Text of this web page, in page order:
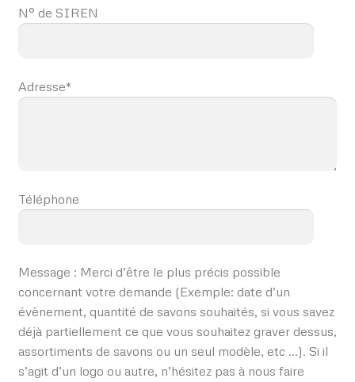
N° de SIREN
Adresse*
Téléphone
Message : Merci d’être le plus précis possible
concernant votre demande (Exemple: date d’un
évènement, quantité de savons souhaités, si vous savez
déjà partiellement ce que vous souhaitez graver dessus,
assortiments de savons ou un seul modèle, etc …). Si il
s’agit d’un logo ou autre, n’hésitez pas à nous faire